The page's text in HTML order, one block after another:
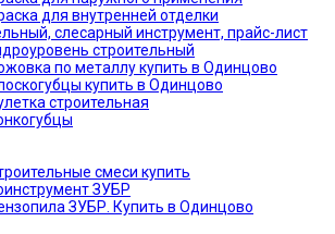
для внутренней отделки
слесарный инструмент, прайс-лист
строительный
по металлу купить в Одинцово
купить в Одинцово
строительная
смеси купить
ЗУБР
ЗУБР. Купить в Одинцово